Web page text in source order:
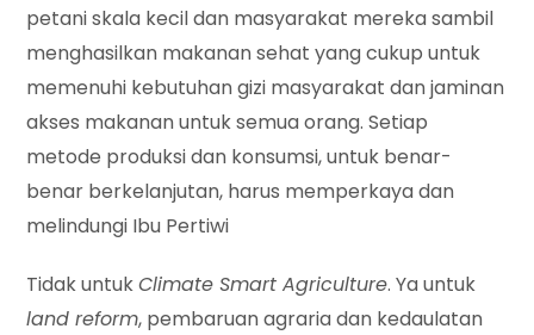
petani skala kecil dan masyarakat mereka sambil
menghasilkan makanan sehat yang cukup untuk
memenuhi kebutuhan gizi masyarakat dan jaminan
akses makanan untuk semua orang. Setiap
metode produksi dan konsumsi, untuk benar-
benar berkelanjutan, harus memperkaya dan
melindungi Ibu Pertiwi
Tidak untukClimate Smart Agriculture. Ya untuk
land reform, pembaruan agraria dan kedaulatan